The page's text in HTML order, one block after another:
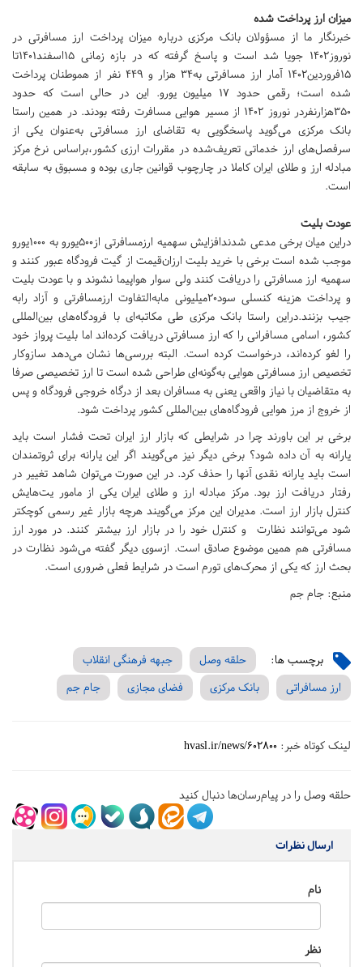
میزان ارز پرداخت شده
خبرنگار ما از مسؤولان بانک مرکزی درباره میزان پرداخت ارز مسافرتی در
نوروز1402 جویا شد است و پاسخ گرفته که در بازه زمانی 15اسفند1401تا
15فروردین1402 آمار ارز مسافرتی به34 هزار و 449 نفر از هموطنان پرداخت
شده است؛ رقمی حدود 17 میلیون یورو. این در حالی است که حدود
350هزارنفردر نوروز 1402 از مسیر هوایی مسافرت رفته بودند. در همین راستا
بانک مرکزی می‌گوید پاسخگویی به تقاضای ارز مسافرتی به‌عنوان یکی از
سرفصل‌های ارز خدماتی تعریف‌شده در مقررات ارزی کشور،براساس نرخ مرکز
مبادله ارز و طلای ایران کاملا در چارچوب قوانین جاری بوده و مسبوق به سابقه
است.
عودت بلیت
دراین میان برخی مدعی شدندافزایش سهمیه ارزمسافرتی از500یورو به 1000‌یورو
موجب شده است برخی با خرید بلیت ارزان‌قیمت از گیت فرودگاه عبور کنند و
سهمیه ارز مسافرتی را دریافت کنند ولی سوار هواپیما نشوند و با عودت بلیت
و پرداخت هزینه کنسلی سود20میلیونی مابه‌التفاوت ارزمسافرتی و آزاد رابه
جیب بزنند.دراین راستا بانک مرکزی طی مکاتبه‌ای با فرودگاه‌های بین‌المللی
کشور، اسامی مسافرانی را که ارز مسافرتی دریافت کرده‌اند اما بلیت پرواز خود
را لغو کرده‌اند، درخواست کرده است. البته بررسی‌ها نشان می‌دهد سازوکار
تخصیص ارز مسافرتی هوایی به‌گونه‌ای طراحی شده است تا ارز تخصیصی صرفا
به متقاضیان با نیاز واقعی یعنی به مسافران بعد از درگاه خروجی فرودگاه و پس
از خروج از مرز هوایی فرودگاه‌های بین‌المللی کشور پرداخت شود.
برخی بر این باورند چرا در شرایطی که بازار ارز ایران تحت فشار است باید
یارانه به آن داده شود؟ برخی دیگر نیز می‌گویند اگر این یارانه برای ثروتمندان
است باید یارانه نقدی آنها را حذف کرد. در این صورت می‌توان شاهد تغییر در
رفتار دریافت ارز بود. مرکز مبادله ارز و طلای ایران یکی از مامور یت‌هایش
کنترل بازار ارز است. مدیران این مرکز می‌گویند هرچه بازار غیر رسمی کوچکتر
شود می‌توانند نظارت و کنترل خود را در بازار ارز بیشتر کنند. در مورد ارز
مسافرتی هم همین موضوع صادق است. ازسوی دیگر گفته می‌شود نظارت در
بحث ارز که یکی از محرک‌های تورم است در شرایط فعلی ضروری است.
منبع: جام جم
برچسب ها: حلقه وصل
جبهه فرهنگی انقلاب
ارز مسافراتی‌
بانک مرکزی فضای مجازی جام جم
لینک کوتاه خبر: hvasl.ir/news/602800
حلقه وصل را در پیام‌رسان‌ها دنبال کنید
ارسال نظرات
نام
نظر